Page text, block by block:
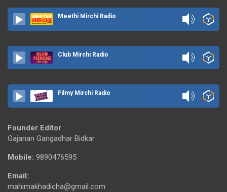
Meethi Mirchi Radio
Club Mirchi Radio
Filmy Mirchi Radio
Founder Editor
Gajanan Gangadhar Bidkar
Mobile: 9890476595
Email:
mahimakhadicha@gmail.com